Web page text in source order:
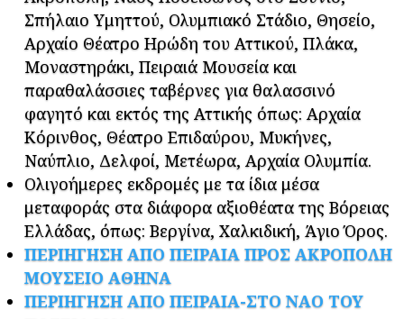
Σπήλαιο Υμηττού, Ολυμπιακό Στάδιο, Θησείο,
Αρχαίο Θέατρο Ηρώδη του Αττικού, Πλάκα,
Μοναστηράκι, Πειραιά Μουσεία και
παραθαλάσσιες ταβέρνες για θαλασσινό
φαγητό και εκτός της Αττικής όπως: Αρχαία
Κόρινθος, Θέατρο Επιδαύρου, Μυκήνες,
Ναύπλιο, Δελφοί, Μετέωρα, Αρχαία Ολυμπία.
Ολιγοήμερες εκδρομές με τα ίδια μέσα
μεταφοράς στα διάφορα αξιοθέατα της Βόρειας
Ελλάδας, όπως: Βεργίνα, Χαλκιδική, Άγιο Όρος.
ΠΕΡΙΗΓΗΣΗ ΑΠΟ ΠΕΙΡΑΙΑ ΠΡΟΣ ΑΚΡΟΠΟΛΗ
ΜΟΥΣΕΙΟ ΑΘΗΝΑ
ΠΕΡΙΗΓΗΣΗ ΑΠΟ ΠΕΙΡΑΙΑ-ΣΤΟ ΝΑΟ ΤΟΥ